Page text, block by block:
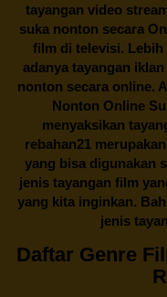
tayangan video
suka nonton secara
film di televisi.
adanya tayangan
nonton secara online.
Nonton Online
menyaksikan
rebahan21
yang bisa digunakan
jenis tayangan film
yang kita inginkan.
jenis
Daftar Genre